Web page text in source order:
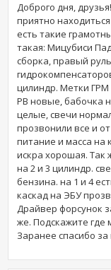
Доброго дня,
приятно
есть такие
такая: Мицубиси
сборка, правый
цилиндр. Метки
РВ новые, бабочка
целые, свечи
прозвонили все и
питание и масса на
искра хорошая. Так
на 2 и 3 цилиндр.
бензина. на 1 и 4
каскад на ЭБУ
Драйвер форсунок
же. Подскажите
Заранее спасибо